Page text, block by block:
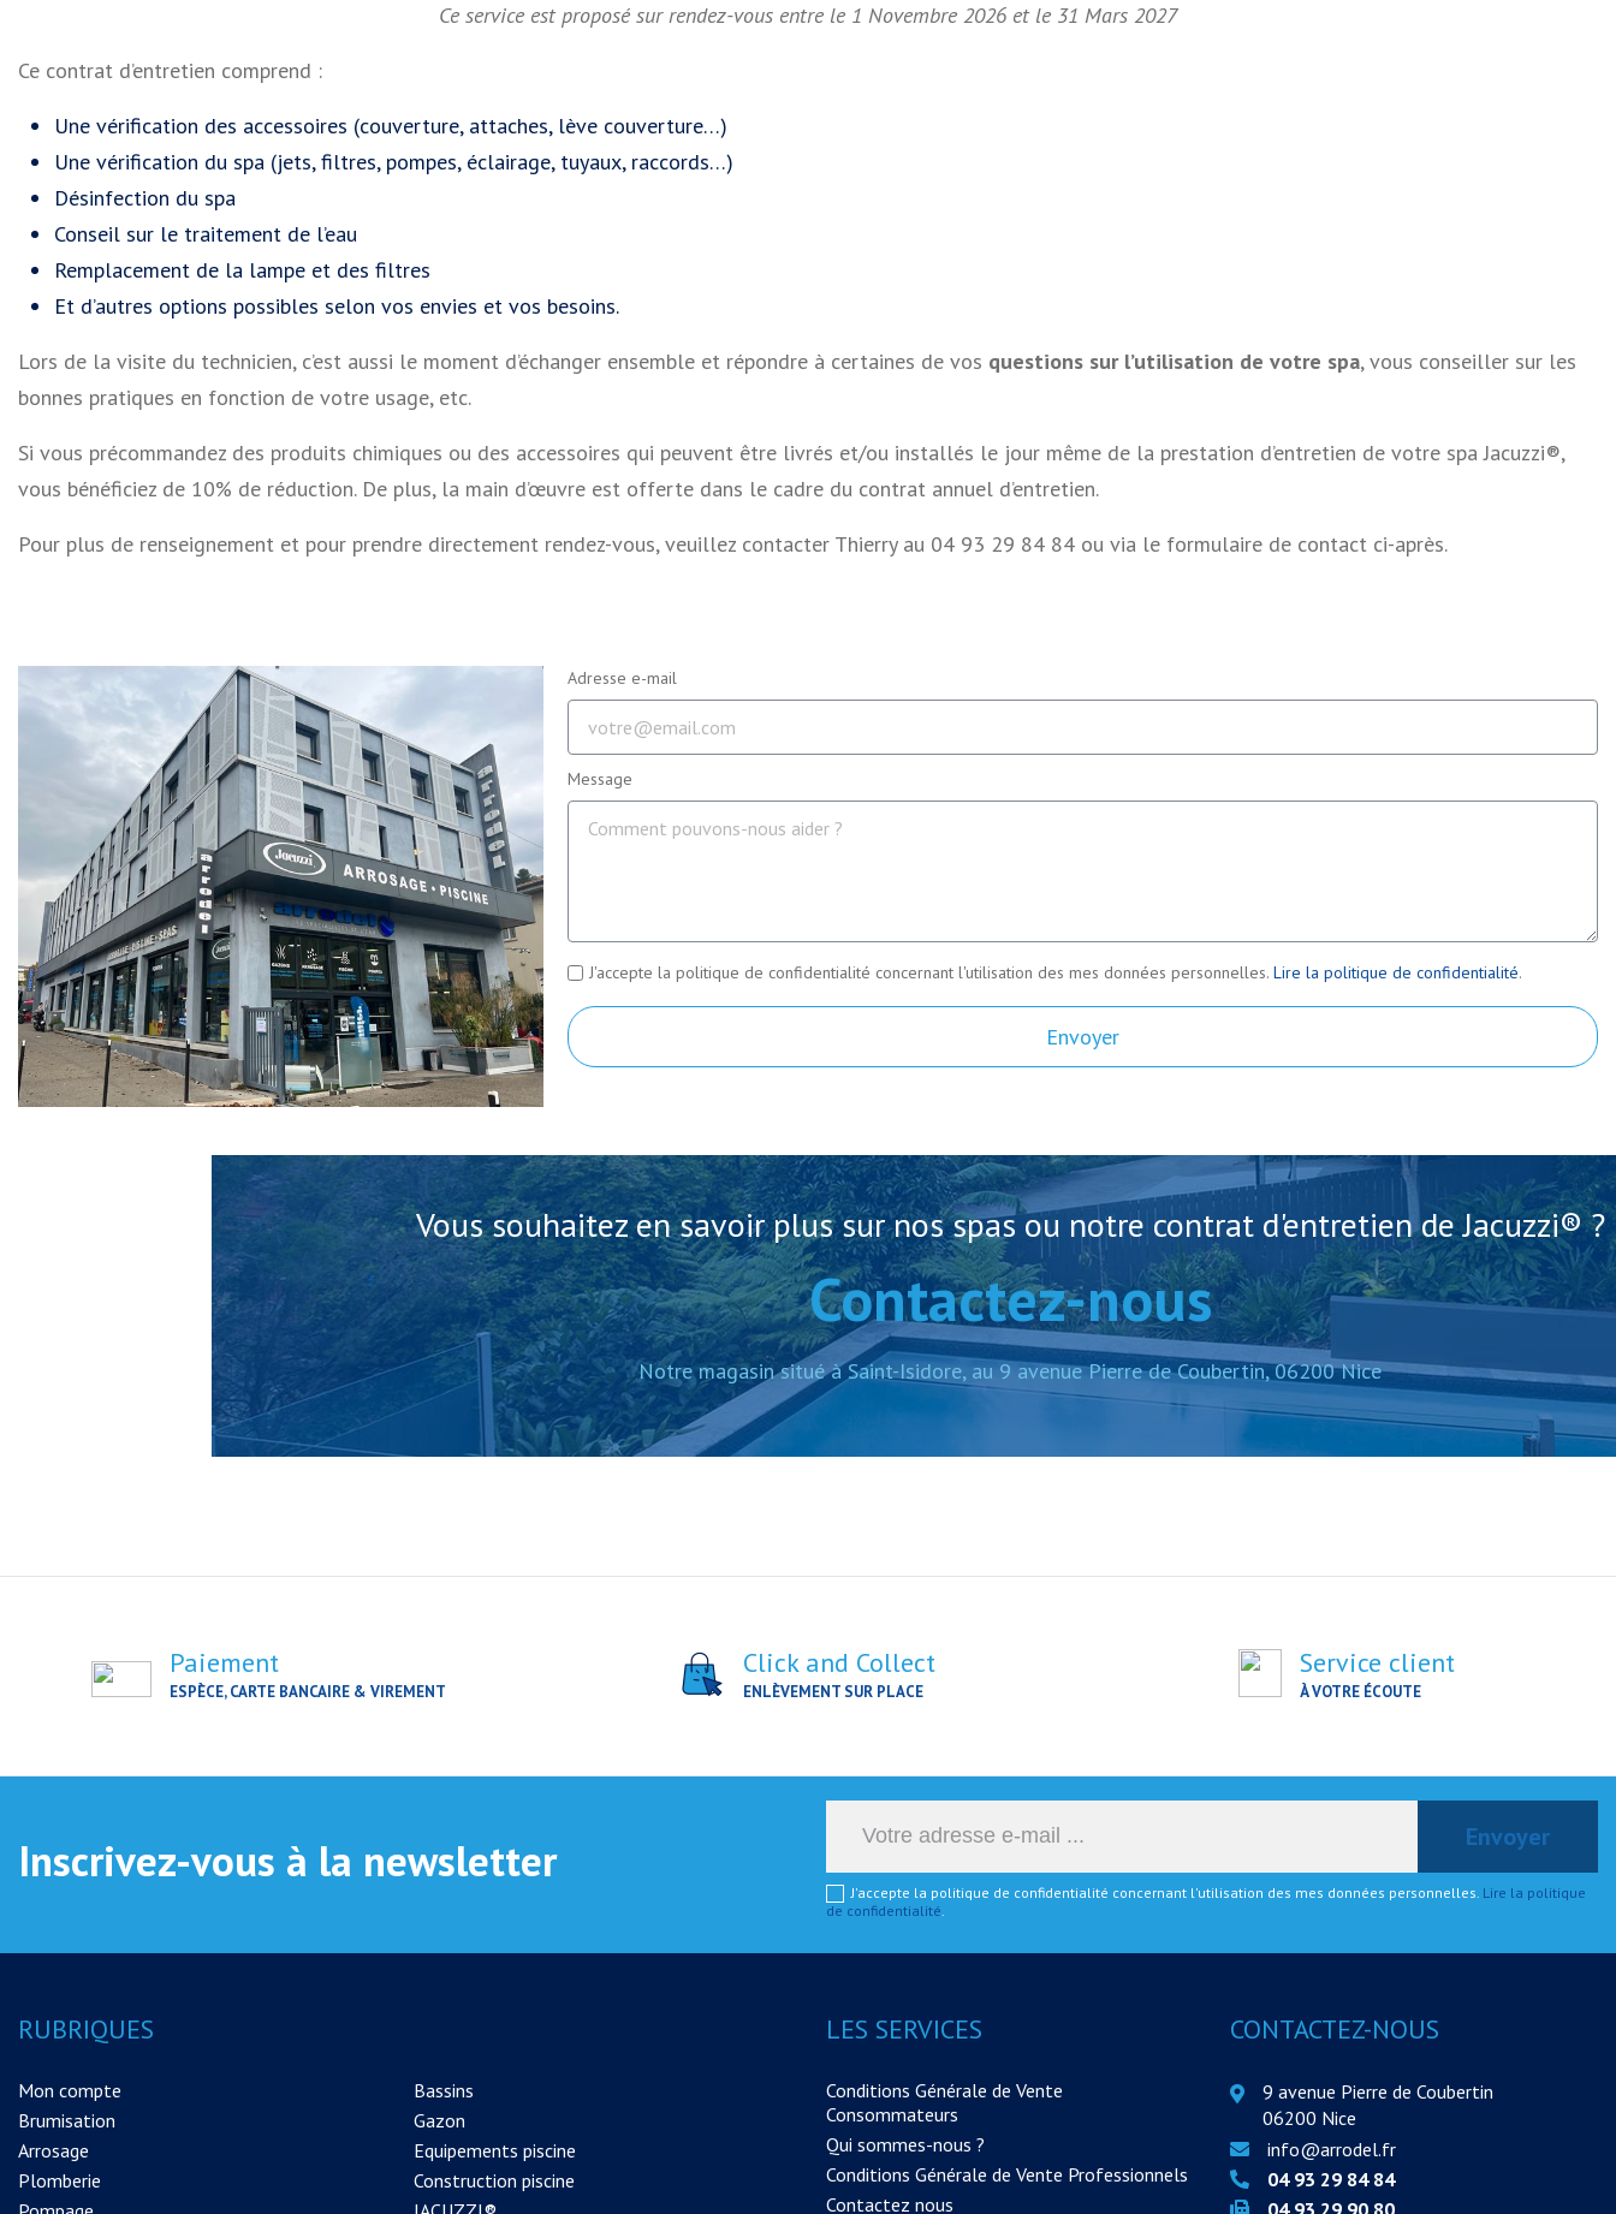
Ce service est proposé sur rendez-vous entre le 1 Novembre 2026 et le 31 Mars 2027
Ce contrat d’entretien comprend :
Une vérification des accessoires (couverture, attaches, lève couverture…)
Une vérification du spa (jets, filtres, pompes, éclairage, tuyaux, raccords…)
Désinfection du spa
Conseil sur le traitement de l’eau
Remplacement de la lampe et des filtres
Et d’autres options possibles selon vos envies et vos besoins.
Lors de la visite du technicien, c’est aussi le moment d’échanger ensemble et répondre à certaines de vos questions sur l’utilisation de votre spa, vous conseiller sur les
bonnes pratiques en fonction de votre usage, etc.
Si vous précommandez des produits chimiques ou des accessoires qui peuvent être livrés et/ou installés le jour même de la prestation d’entretien de votre spa Jacuzzi®,
vous bénéficiez de 10% de réduction. De plus, la main d’œuvre est offerte dans le cadre du contrat annuel d’entretien.
Pour plus de renseignement et pour prendre directement rendez-vous, veuillez contacter Thierry au 04 93 29 84 84 ou via le formulaire de contact ci-après.
Adresse e-mail
Message
J'accepte la politique de confidentialité concernant l'utilisation des mes données personnelles. Lire la politique de confidentialité.
Envoyer
Vous souhaitez en savoir plus sur nos spas ou notre contrat d'entretien de Jacuzzi® ?
Contactez-nous
Notre magasin situé à Saint-Isidore, au 9 avenue Pierre de Coubertin, 06200 Nice
Paiement
ESPÈCE, CARTE BANCAIRE & VIREMENT
Click and Collect
ENLÈVEMENT SUR PLACE
Service client
À VOTRE ÉCOUTE
Inscrivez-vous à la newsletter
J'accepte la politique de confidentialité concernant l'utilisation des mes données personnelles. Lire la politique
de confidentialité.
RUBRIQUES
Mon compte
Brumisation
Arrosage
Plomberie
Bassins
Gazon
Equipements piscine
Construction piscine
LES SERVICES
Conditions Générale de Vente
Consommateurs
Qui sommes-nous ?
Conditions Générale de Vente Professionnels
Contactez nous
CONTACTEZ-NOUS
9 avenue Pierre de Coubertin
06200 Nice
info@arrodel.fr
04 93 29 84 84